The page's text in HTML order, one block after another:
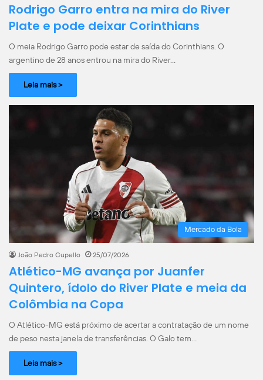
Rodrigo Garro entra na mira do River
Plate e pode deixar Corinthians
O meia Rodrigo Garro pode estar de saída do Corinthians. O
argentino de 28 anos entrou na mira do River…
Leia mais >
Mercado da Bola
João Pedro Cupello 25/07/2026
Atlético-MG avança por Juanfer
Quintero, ídolo do River Plate e meia da
Colômbia na Copa
O Atlético-MG está próximo de acertar a contratação de um nome
de peso nesta janela de transferências. O Galo tem…
Leia mais >